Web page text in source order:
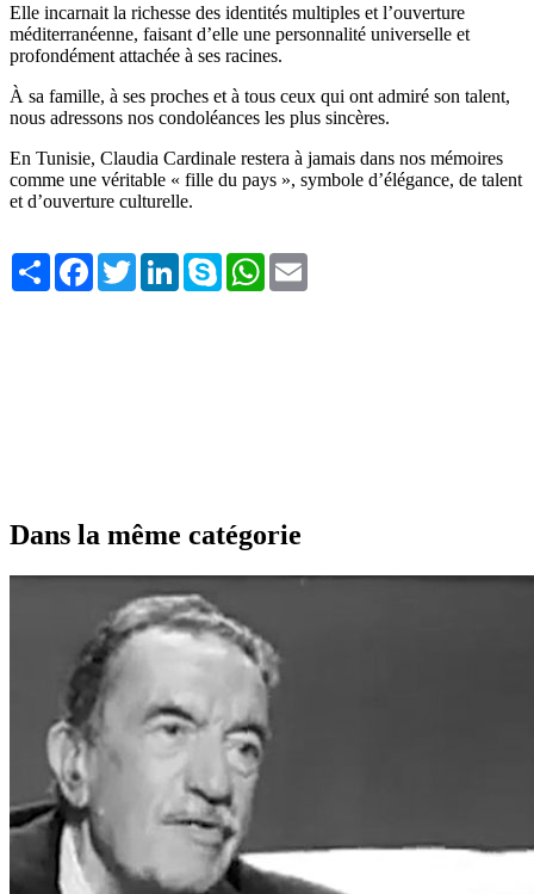
Elle incarnait la richesse des identités multiples et l’ouverture
méditerranéenne, faisant d’elle une personnalité universelle et
profondément attachée à ses racines.
À sa famille, à ses proches et à tous ceux qui ont admiré son talent,
nous adressons nos condoléances les plus sincères.
En Tunisie, Claudia Cardinale restera à jamais dans nos mémoires
comme une véritable « fille du pays », symbole d’élégance, de talent
et d’ouverture culturelle.
Share FacebookTwitterLinkedInSkype WhatsApp
Dans la même catégorie